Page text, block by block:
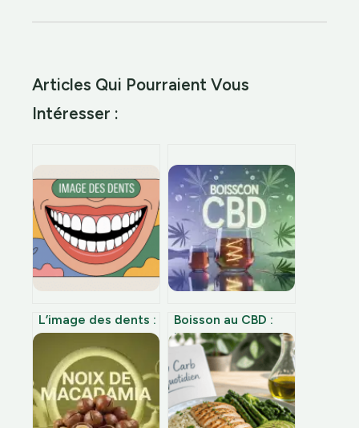
Articles Qui Pourraient Vous
Intéresser :
L’image des dents :
comment
l’améliorer
vraiment et
durablement
Boisson au CBD :
bienfaits, dosages
précis et critères
de sélection pour
une détente
maîtrisée